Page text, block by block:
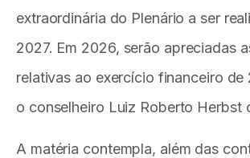
extraordinária do Plenário a ser
2027. Em 2026, serão apreciadas
relativas ao exercício financeiro de
o conselheiro Luiz Roberto Herbst
A matéria contempla, além das